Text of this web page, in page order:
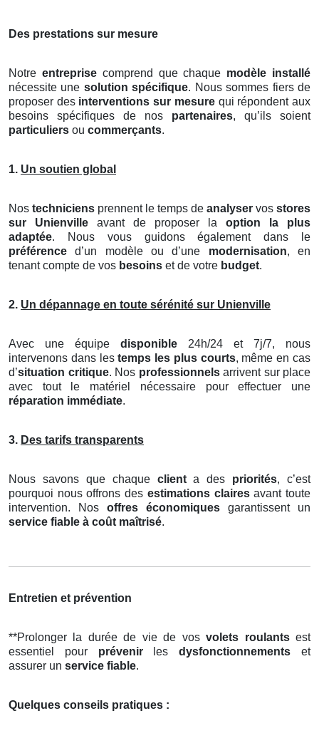
Des prestations sur mesure
Notre entreprisecomprend que chaque modèle installé
nécessite une solution spécifique. Nous sommes fiers de
proposer des interventions sur mesurequi répondent aux
besoins spécifiques de nos partenaires, qu’ils soient
particuliers ou commerçants.
1. Un soutien global
Nos techniciens prennent le temps de analyser vos stores
sur Unienville avant de proposer la option la plus
adaptée. Nous vous guidons également dans le
préférence d’un modèle ou d’une modernisation, en
tenant compte de vos besoins et de votre budget.
2. Un dépannage en toute sérénité sur Unienville
Avec une équipe disponible 24h/24 et 7j/7, nous
intervenons dans lestemps les plus courts, même en cas
d’situation critique. Nos professionnelsarrivent sur place
avec tout le matériel nécessaire pour effectuer une
réparation immédiate.
3. Des tarifs transparents
Nous savons que chaque clienta des priorités, c’est
pourquoi nous offrons des estimations clairesavant toute
intervention. Nos offres économiques garantissent un
service fiable à coût maîtrisé.
Entretien et prévention
**Prolonger la durée de vie de vosvolets roulantsest
essentiel pour prévenirlesdysfonctionnements et
assurer un service fiable.
Quelques conseils pratiques :